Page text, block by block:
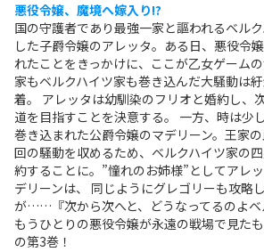
悪役令嬢、魔境へ嫁入り!?
国の守護者であり最強一家と謳われるベル
した子爵令嬢のアレッタ。ある日、悪役令
れたことをきっかけに、ここが乙女ゲーム
家もベルクハイツ家も巻き込んだ大騒動は
着。 アレッタは幼馴染のフリオと婚約し、
道を目指すことを決意する。 一方、時は少
巻き込まれた公爵令嬢のマデリーン。王家
回の騒動を収めるため、ベルクハイツ家の
約することに。”憧れのお姉様”としてアレ
デリーンは、 同じようにグレゴリーも攻略
が……『次から次へと、どうなってるのよベ
もうひとりの悪役令嬢が永遠の戦場で見
の第3巻！